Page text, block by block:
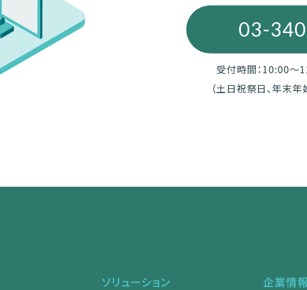
03-
受付時間：10:00～
（土日祝祭日、年末年
ソリューション 企業情報